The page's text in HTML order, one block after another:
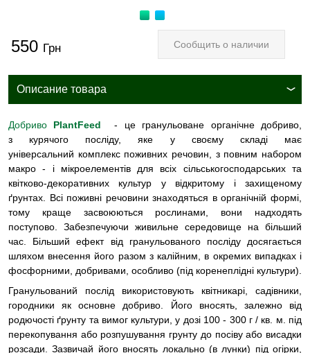
550 Грн Сообщить о наличии
Описание товара
Добриво PlantFeed - це гранульоване органічне добриво,
з курячого посліду, яке у своєму складі має
універсальний комплекс поживних речовин, з повним набором
макро - і мікроелементів для всіх сільськогосподарських та
квітково-декоративних культур у відкритому і захищеному
ґрунтах. Всі поживні речовини знаходяться в органічній формі,
тому краще засвоюються рослинами, вони надходять
поступово. Забезпечуючи живильне середовище на більший
час. Більший ефект від гранульованого посліду досягається
шляхом внесення його разом з калійним, в окремих випадках і
фосфорними, добривами, особливо (під коренеплідні культури).
Гранульований послід використовують квітникарі, садівники,
городники як основне добриво. Його вносять, залежно від
родючості ґрунту та вимог культури, у дозі 100 - 300 г / кв. м. під
перекопування або розпушування грунту до посіву або висадки
розсади. Зазвичай його вносять локально (в лунки) під огірки,